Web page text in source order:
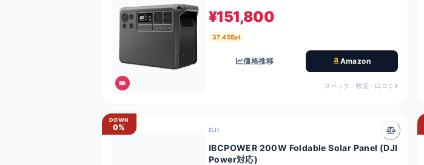
¥151,800
37,455pt
価格推移 Amazon
スペック・検証・口コミ
DOWN
0% DJI
IBCPOWER 200W Foldable Solar Panel (DJI
Power対応)